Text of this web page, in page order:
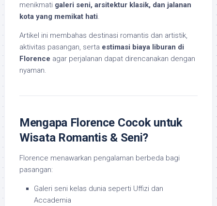
menikmati galeri seni, arsitektur klasik, dan jalanan
kota yang memikat hati.
Artikel ini membahas destinasi romantis dan artistik,
aktivitas pasangan, serta estimasi biaya liburan di
Florence agar perjalanan dapat direncanakan dengan
nyaman.
Mengapa Florence Cocok untuk
Wisata Romantis & Seni?
Florence menawarkan pengalaman berbeda bagi
pasangan:
Galeri seni kelas dunia seperti Uffizi dan
Accademia